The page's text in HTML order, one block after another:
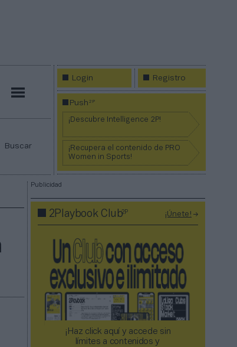
Buscar
Login Registro
Push2P
¡Descubre Intelligence 2P!
¡Recupera el contenido de PRO
Women in Sports!
Publicidad
2Playbook Club2P ¡Únete!
¡Haz click aquí y accede sin
límites a contenidos y